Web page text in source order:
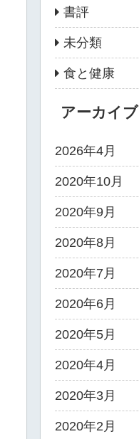
書評
未分類
食と健康
アーカイブ
2026年4月
2020年10月
2020年9月
2020年8月
2020年7月
2020年6月
2020年5月
2020年4月
2020年3月
2020年2月